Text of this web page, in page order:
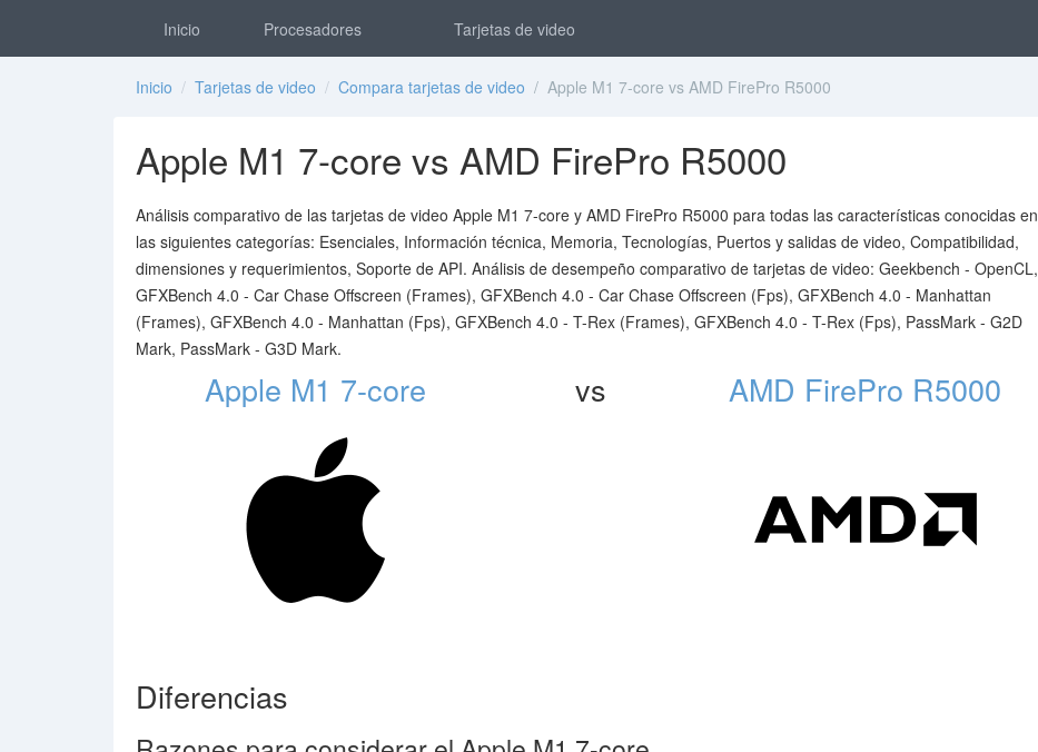
Inicio Procesadores Tarjetas de video
Inicio / Tarjetas de video / Compara tarjetas de video / Apple M1 7-core vs AMD FirePro R5000
Apple M1 7-core vs AMD FirePro R5000
Análisis comparativo de las tarjetas de video Apple M1 7-core y AMD FirePro R5000 para todas las características conocidas en
las siguientes categorías: Esenciales, Información técnica, Memoria, Tecnologías, Puertos y salidas de video, Compatibilidad,
dimensiones y requerimientos, Soporte de API. Análisis de desempeño comparativo de tarjetas de video: Geekbench - OpenCL,
GFXBench 4.0 - Car Chase Offscreen (Frames), GFXBench 4.0 - Car Chase Offscreen (Fps), GFXBench 4.0 - Manhattan
(Frames), GFXBench 4.0 - Manhattan (Fps), GFXBench 4.0 - T-Rex (Frames), GFXBench 4.0 - T-Rex (Fps), PassMark - G2D
Mark, PassMark - G3D Mark.
Apple M1 7-core vs AMD FirePro R5000
Diferencias